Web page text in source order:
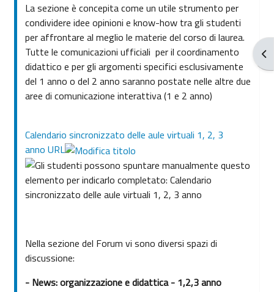
La sezione è concepita come un utile strumento per
condividere idee opinioni e know-how tra gli studenti
per affrontare al meglio le materie del corso di laurea.
Tutte le comunicazioni ufficiali per il coordinamento
didattico e per gli argomenti specifici esclusivamente
del 1 anno o del 2 anno saranno postate nelle altre due
aree di comunicazione interattiva (1 e 2 anno)
Calendario sincronizzato delle aule virtuali 1, 2, 3
anno URL
Nella sezione del Forum vi sono diversi spazi di
discussione:
- News: organizzazione e didattica - 1,2,3 anno